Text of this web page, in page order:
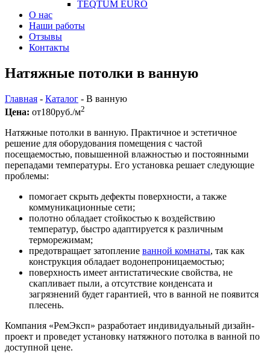
TEQTUM EURO
О нас
Наши работы
Отзывы
Контакты
Натяжные потолки в ванную
Главная - Каталог - В ванную
Цена: от180руб./м2
Натяжные потолки в ванную. Практичное и эстетичное
решение для оборудования помещения с частой
посещаемостью, повышенной влажностью и постоянными
перепадами температуры. Его установка решает следующие
проблемы:
помогает скрыть дефекты поверхности, а также
коммуникационные сети;
полотно обладает стойкостью к воздействию
температур, быстро адаптируется к различным
терморежимам;
предотвращает затопление ванной комнаты, так как
конструкция обладает водонепроницаемостью;
поверхность имеет антистатические свойства, не
скапливает пыли, а отсутствие конденсата и
загрязнений будет гарантией, что в ванной не появится
плесень.
Компания «РемЭксп» разработает индивидуальный дизайн-
проект и проведет установку натяжного потолка в ванной по
доступной цене.